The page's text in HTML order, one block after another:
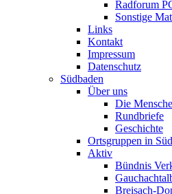
Radforum
Sonstige
Links
Kontakt
Impressum
Datenschutz
Südbaden
Über uns
Die
Rundbriefe
Geschichte
Ortsgruppen in
Aktiv
Bündnis
Breisach-